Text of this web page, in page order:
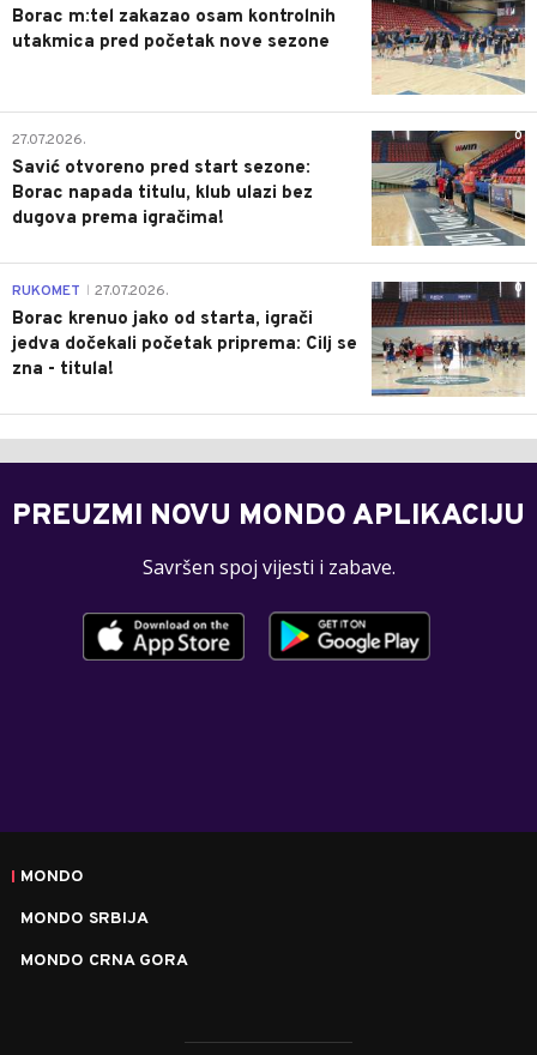
Borac m:tel zakazao osam kontrolnih
utakmica pred početak nove sezone
0
27.07.2026.
Savić otvoreno pred start sezone:
Borac napada titulu, klub ulazi bez
dugova prema igračima!
0
RUKOMET 27.07.2026.
Borac krenuo jako od starta, igrači
jedva dočekali početak priprema: Cilj se
zna - titula!
PREUZMI NOVU MONDO APLIKACIJU
Savršen spoj vijesti i zabave.
MONDO
MONDO SRBIJA
MONDO CRNA GORA